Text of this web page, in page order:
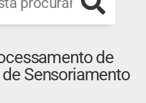
de
Sensoriamento